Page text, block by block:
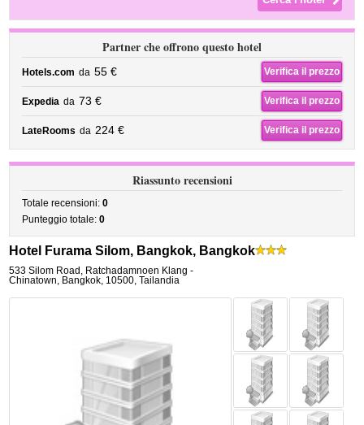
Partner che offrono questo hotel
Hotels.com da 55 € Verifica il prezzo
Expedia da 73 € Verifica il prezzo
LateRooms da 224 € Verifica il prezzo
Riassunto recensioni
Totale recensioni:0
Punteggio totale:0
Hotel Furama Silom, Bangkok, Bangkok
533 Silom Road , Ratchadamnoen Klang -
Chinatown, Bangkok, 10500, Tailandia